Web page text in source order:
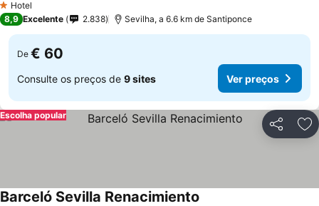
1 Estrelas
Hotel
8,9 Excelente 2.838 Sevilha, a 6.6 km de Santiponce
De € 60
Consulte os preços de 9 sites Ver preços
Partilhar
Escolha popular
Barceló Sevilla Renacimiento